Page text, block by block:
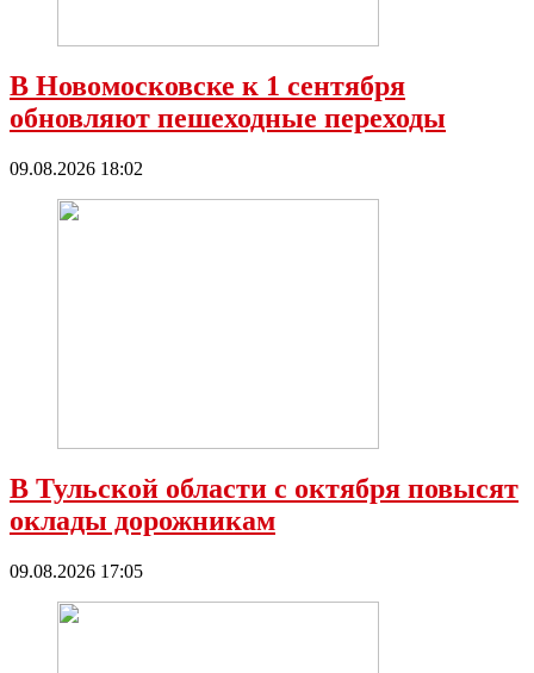
В Новомосковске к 1 сентября
обновляют пешеходные переходы
09.08.2026 18:02
В Тульской области с октября повысят
оклады дорожникам
09.08.2026 17:05